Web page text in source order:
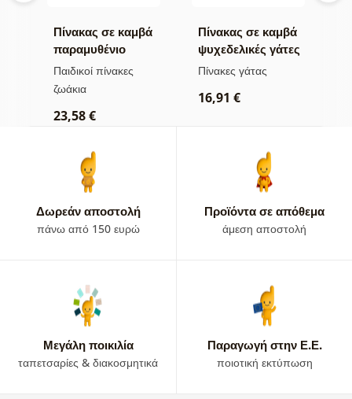
Πίνακας σε καμβά
παραμυθένιο
δάσος με αλεπού
και κουκουβάγιες
Παιδικοί πίνακες
ζωάκια
23,58 €
Πίνακας σε καμβά
ψυχεδελικές γάτες
Πίνακες γάτας
16,91 €
Δωρεάν αποστολή
πάνω από 150 ευρώ
Προϊόντα σε απόθεμα
άμεση αποστολή
Μεγάλη ποικιλία
ταπετσαρίες & διακοσμητικά
Παραγωγή στην Ε.Ε.
ποιοτική εκτύπωση